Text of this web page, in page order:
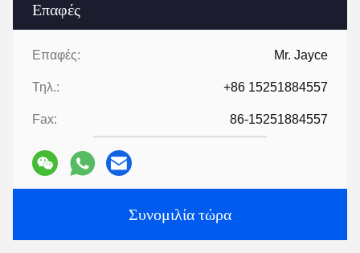
Επαφές
Επαφές: Mr. Jayce
Τηλ.: +86 15251884557
Fax: 86-15251884557
Συνομιλία τώρα